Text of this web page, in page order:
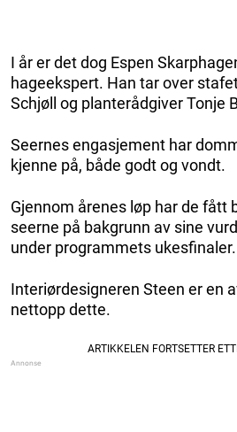
I år er det dog Espen
hageekspert. Han tar over
Schjøll og planterådgiver Tonje
Seernes engasjement har
kjenne på, både godt og vondt.
Gjennom årenes løp har de fått
seerne på bakgrunn av sine
under programmets ukesfinaler.
Interiørdesigneren Steen er en
nettopp dette.